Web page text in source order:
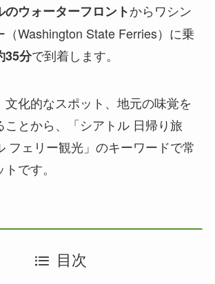
ウォーターフロントからワシン
（Washington State Ferries）に乗
35分で到着します。
文化的なスポット、地元の味覚を
ことから、「シアトル 日帰り旅
フェリー観光」のキーワードで常
です。
目次